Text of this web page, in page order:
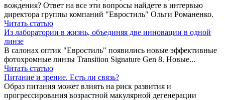
вождения? Ответ на все эти вопросы найдете в интервью
директора группы компаний "Евростиль" Ольги Романенко.
Читать статью
Из лаборатории в жизнь, объединяя две инновации в одной
линзе
В салонах оптик "Евростиль" появились новые эффективные
фотохромные линзы Transition Signature Gen 8. Новые...
Читать статью
Питание и зрение. Есть ли связь?
Образ питания может влиять на риск развития и
прогрессирования возрастной макулярной дегенерации